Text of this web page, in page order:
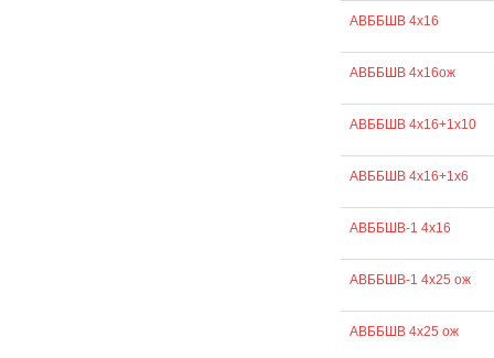
АВББШВ 4х16
АВББШВ 4х16ож
АВББШВ 4х16+1х10
АВББШВ 4х16+1х6
АВББШВ-1 4х16
АВББШВ-1 4х25 ож
АВББШВ 4х25 ож